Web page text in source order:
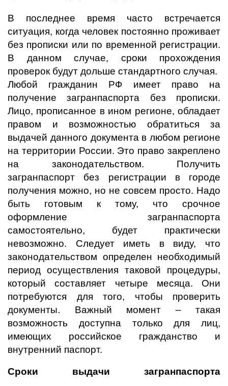
В последнее время часто встречается
ситуация, когда человек постоянно проживает
без прописки или по временной регистрации.
В данном случае, сроки прохождения
проверок будут дольше стандартного случая.
Любой гражданин РФ имеет право на
получение загранпаспорта без прописки.
Лицо, прописанное в ином регионе, обладает
правом и возможностью обратиться за
выдачей данного документа в любом регионе
на территории России. Это право закреплено
на законодательством. Получить
загранпаспорт без регистрации в городе
получения можно, но не совсем просто. Надо
быть готовым к тому, что срочное
оформление загранпаспорта
самостоятельно, будет практически
невозможно. Следует иметь в виду, что
законодательством определен необходимый
период осуществления таковой процедуры,
который составляет четыре месяца. Они
потребуются для того, чтобы проверить
документы. Важный момент – такая
возможность доступна только для лиц,
имеющих российское гражданство и
внутренний паспорт.
Сроки выдачи загранпаспорта